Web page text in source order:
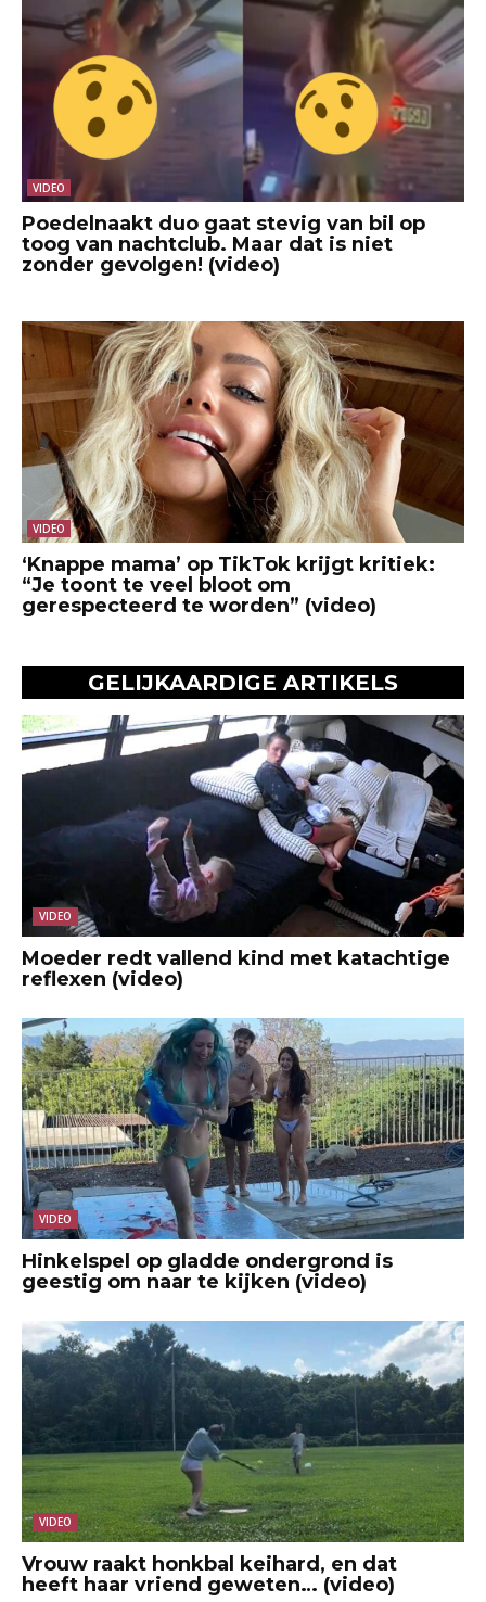
VIDEO
Poedelnaakt duo gaat stevig van bil op
toog van nachtclub. Maar dat is niet
zonder gevolgen! (video)
VIDEO
‘Knappe mama’ op TikTok krijgt kritiek:
“Je toont te veel bloot om
gerespecteerd te worden” (video)
GELIJKAARDIGE ARTIKELS
VIDEO
Moeder redt vallend kind met katachtige
reflexen (video)
VIDEO
Hinkelspel op gladde ondergrond is
geestig om naar te kijken (video)
VIDEO
Vrouw raakt honkbal keihard, en dat
heeft haar vriend geweten… (video)